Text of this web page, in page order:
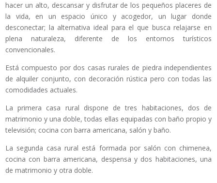
hacer un alto, descansar y disfrutar de los pequeños placeres de
la vida, en un espacio único y acogedor, un lugar donde
desconectar; la alternativa ideal para el que busca relajarse en
plena naturaleza, diferente de los entornos turísticos
convencionales.
Está compuesto por dos casas rurales de piedra independientes
de alquiler conjunto, con decoración rústica pero con todas las
comodidades actuales.
La primera casa rural dispone de tres habitaciones, dos de
matrimonio y una doble, todas ellas equipadas con baño propio y
televisión; cocina con barra americana, salón y baño.
La segunda casa rural está formada por salón con chimenea,
cocina con barra americana, despensa y dos habitaciones, una
de matrimonio y otra doble.